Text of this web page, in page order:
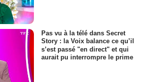
Pas vu à la télé dans Secret
Story : la Voix balance ce qu’il
s’est passé "en direct" et qui
aurait pu interrompre le prime